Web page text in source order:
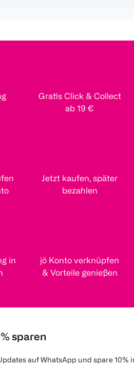
Gratis Click & Collect
ab 19 €
Jetzt kaufen, später
bezahlen
in
jö Konto verknüpfen
& Vorteile genießen
sparen
auf WhatsApp und spare 10%